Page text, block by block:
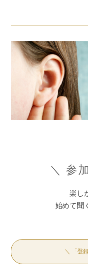
＼ 参
楽し
始めて聞
＼ 「登